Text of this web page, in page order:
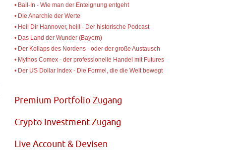
• Bail-In - Wie man der Enteignung entgeht
• Die Anarchie der Werte
• Heil Dir Hannover, heil! - Der historische Podcast
• Das Land der Wunder (Bayern)
• Der Kollaps des Nordens - oder der große Austausch
• Mythos Comex - der professionelle Handel mit Futures
• Der US Dollar Index - Die Formel, die die Welt bewegt
Premium Portfolio Zugang
Crypto Investment Zugang
Live Account & Devisen